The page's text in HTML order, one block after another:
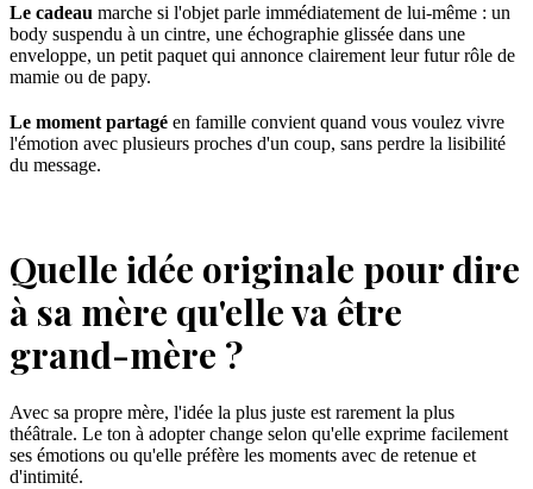
Le cadeau marche si l'objet parle immédiatement de lui-même : un
body suspendu à un cintre, une échographie glissée dans une
enveloppe, un petit paquet qui annonce clairement leur futur rôle de
mamie ou de papy.
Le moment partagé en famille convient quand vous voulez vivre
l'émotion avec plusieurs proches d'un coup, sans perdre la lisibilité
du message.
Quelle idée originale pour dire
à sa mère qu'elle va être
grand-mère ?
Avec sa propre mère, l'idée la plus juste est rarement la plus
théâtrale. Le ton à adopter change selon qu'elle exprime facilement
ses émotions ou qu'elle préfère les moments avec de retenue et
d'intimité.